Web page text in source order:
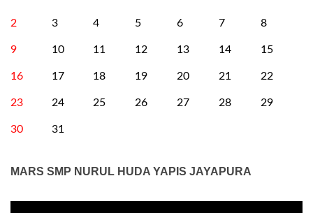
2 3 4 5 6 7 8
9 10 11 12 13 14 15
16 17 18 19 20 21 22
23 24 25 26 27 28 29
30 31
MARS SMP NURUL HUDA YAPIS JAYAPURA